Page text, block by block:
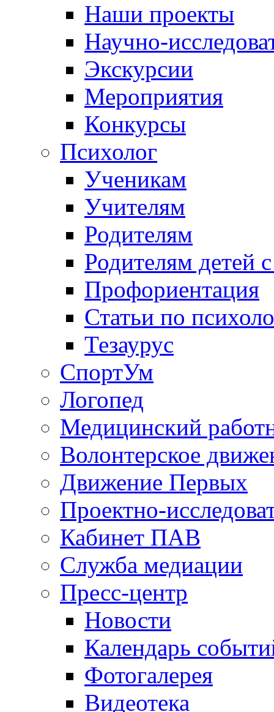
Наши проекты
Научно-
Экскурсии
Мероприятия
Конкурсы
Психолог
Ученикам
Учителям
Родителям
Родителям детей
Профориентация
Статьи по
Тезаурус
СпортУм
Логопед
Медицинский
Волонтерское
Движение Первых
Проектно-
Кабинет ПАВ
Служба медиации
Пресс-центр
Новости
Календарь
Фотогалерея
Видеотека